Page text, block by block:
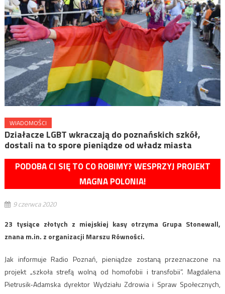
WIADOMOŚCI
Działacze LGBT wkraczają do poznańskich szkół,
dostali na to spore pieniądze od władz miasta
PODOBA CI SIĘ TO CO ROBIMY? WESPRZYJ PROJEKT
MAGNA POLONIA!
9 czerwca 2020
23 tysiące złotych z miejskiej kasy otrzyma Grupa Stonewall,
znana m.in. z organizacji Marszu Równości.
Jak informuje Radio Poznań, pieniądze zostaną przeznaczone na
projekt „szkoła strefą wolną od homofobii i transfobii”. Magdalena
Pietrusik-Adamska dyrektor Wydziału Zdrowia i Spraw Społecznych,